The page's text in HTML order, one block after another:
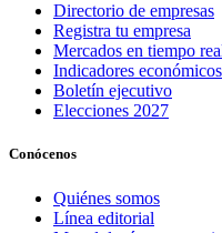
Directorio de empresas
Registra tu empresa
Mercados en tiempo
Indicadores económicos
Boletín ejecutivo
Elecciones 2027
Conócenos
Quiénes somos
Línea editorial